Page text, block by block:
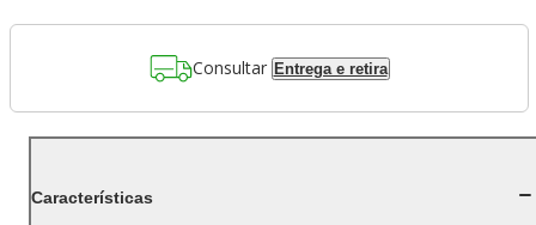
Consultar Entrega e retira
Características